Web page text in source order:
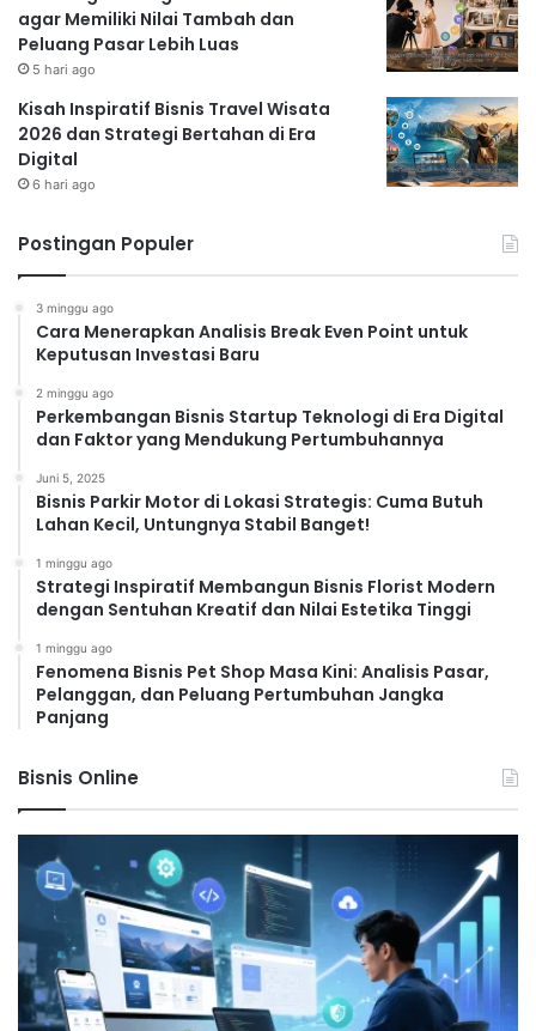
agar Memiliki Nilai Tambah dan
Peluang Pasar Lebih Luas
5 hari ago
Kisah Inspiratif Bisnis Travel Wisata
2026 dan Strategi Bertahan di Era
Digital
6 hari ago
Postingan Populer
3 minggu ago
Cara Menerapkan Analisis Break Even Point untuk
Keputusan Investasi Baru
2 minggu ago
Perkembangan Bisnis Startup Teknologi di Era Digital
dan Faktor yang Mendukung Pertumbuhannya
Juni 5, 2025
Bisnis Parkir Motor di Lokasi Strategis: Cuma Butuh
Lahan Kecil, Untungnya Stabil Banget!
1 minggu ago
Strategi Inspiratif Membangun Bisnis Florist Modern
dengan Sentuhan Kreatif dan Nilai Estetika Tinggi
1 minggu ago
Fenomena Bisnis Pet Shop Masa Kini: Analisis Pasar,
Pelanggan, dan Peluang Pertumbuhan Jangka
Panjang
Bisnis Online